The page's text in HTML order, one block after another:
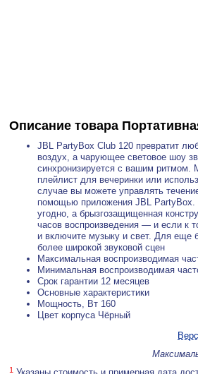
Описание товара
JBL PartyBox Club 120 превратит
воздух, а чарующее световое шоу
синхронизируется с вашим ритмом.
плейлист для вечеринки или
случае вы можете управлять
помощью приложения JBL PartyBox.
угодно, а брызгозащищенная
часов воспроизведения — и если к
и включите музыку и свет. Для еще
более широкой звуковой сцен
Максимальная воспроизводимая
Минимальная воспроизводимая
Срок гарантии 12 месяцев
Основные характеристики
Мощность, Вт 160
Цвет корпуса Чёрный
1